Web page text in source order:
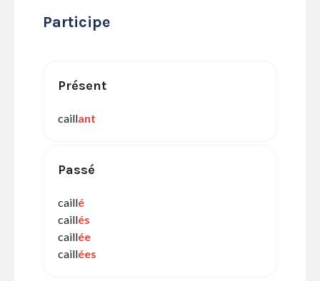
Participe
Présent
caillant
Passé
caillé
caillés
caillée
caillées